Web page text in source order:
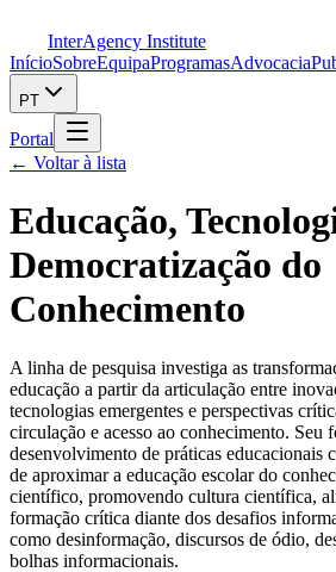
InterAgency Institute
InícioSobreEquipaProgramasAdvocacia
PT
Portal
← Voltar à lista
Educação,
Democratização do
Conhecimento
A linha de pesquisa investiga as
educação a partir da articulação entre
tecnologias emergentes e perspectivas
circulação e acesso ao conhecimento. Seu
desenvolvimento de práticas educacionais
de aproximar a educação escolar do
científico, promovendo cultura científica,
formação crítica diante dos desafios
como desinformação, discursos de ódio,
bolhas informacionais.